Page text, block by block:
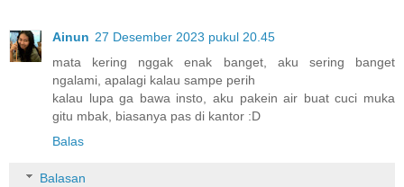
Ainun 27 Desember 2023 pukul 20.45
mata kering nggak enak banget, aku sering banget
ngalami, apalagi kalau sampe perih
kalau lupa ga bawa insto, aku pakein air buat cuci muka
gitu mbak, biasanya pas di kantor :D
Balas
Balasan